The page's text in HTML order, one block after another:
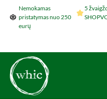
Šokti į pagrindinį turinį
Nemokamas
pristatymas nuo 250
eurų
5